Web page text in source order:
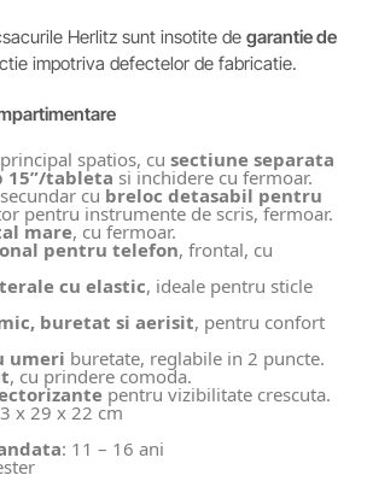
Herlitz sunt insotite de garantie de
impotriva defectelor de fabricatie.
spatios, cu sectiune separata
15”/tableta si inchidere cu fermoar.
cu breloc detasabil pentru
pentru instrumente de scris, fermoar.
mare, cu fermoar.
pentru telefon, frontal, cu
cu elastic, ideale pentru sticle
buretat si aerisit, pentru confort
umeri buretate, reglabile in 2 puncte.
, cu prindere comoda.
pentru vizibilitate crescuta.
x 29 x 22 cm
: 11 – 16 ani